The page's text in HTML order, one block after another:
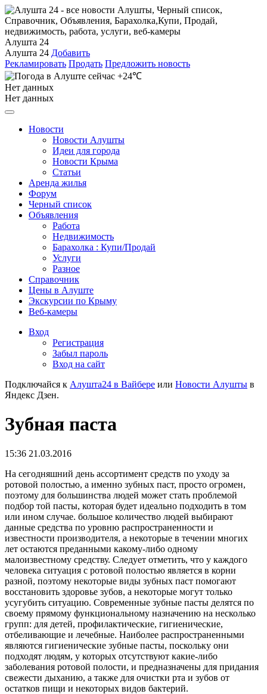
Алушта 24
Алушта 24 Добавить
Рекламировать Продать Предложить новость
+24℃
Нет данных
Нет данных
Новости
Новости Алушты
Идеи для города
Новости Крыма
Статьи
Аренда жилья
Форум
Черный список
Объявления
Работа
Недвижимость
Барахолка : Купи/Продай
Услуги
Разное
Справочник
Цены в Алуште
Экскурсии по Крыму
Веб-камеры
Вход
Регистрация
Забыл пароль
Вход на сайт
Подключайся к Алушта24 в Вайбере или Новости Алушты в
Яндекс Дзен.
Зубная паста
15:36 21.03.2016
На сегодняшний день ассортимент средств по уходу за
ротовой полостью, а именно зубных паст, просто огромен,
поэтому для большинства людей может стать проблемой
подбор той пасты, которая будет идеально подходить в том
или ином случае. большое количество людей выбирают
данные средства по уровню распространенности и
известности производителя, а некоторые в течении многих
лет остаются преданными какому-либо одному
малоизвестному средству. Следует отметить, что у каждого
человека ситуация с ротовой полостью является в корни
разной, поэтому некоторые виды зубных паст помогают
восстановить здоровье зубов, а некоторые могут только
усугубить ситуацию. Современные зубные пасты делятся по
своему прямому функциональному назначению на несколько
групп: для детей, профилактические, гигиенические,
отбеливающие и лечебные. Наиболее распространенными
являются гигиенические зубные пасты, поскольку они
подходят людям, у которых отсутствуют какие-либо
заболевания ротовой полости, и предназначены для придания
свежести дыханию, а также для очистки рта и зубов от
остатков пищи и некоторых видов бактерий.